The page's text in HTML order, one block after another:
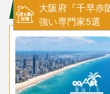
大阪府『千早赤
強い専門家5選